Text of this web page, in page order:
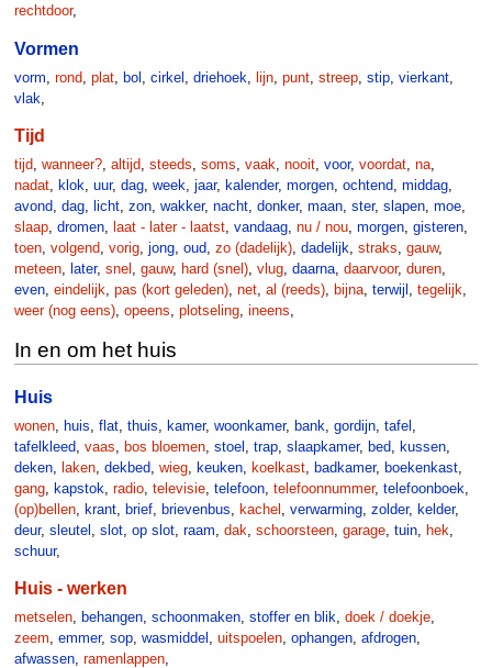
rechtdoor,
Vormen
vorm rond plat, bol cirkel driehoek lijn, punt, streep, stip, vierkant,
vlak
Tijd
tijd, wanneer?, altijd, steeds, soms, vaak, nooit, voor, voordat, na,
nadat, klok, uur, dag, week, jaar, kalender, morgen, ochtend, middag,
avond, dag, licht, zon, wakker, nacht, donker, maan, ster, slapen, moe,
slaap, dromen, laat - later - laatst, vandaag, nu / nou, morgen, gisteren,
toen, volgend, vorig, jong, oud, zo (dadelijk), dadelijk, straks, gauw,
meteen, later, snel , gauw, hard (snel), vlug, daarna, daarvoor, duren,
even, eindelijk, pas (kort geleden), net, al (reeds), bijna, terwijl , tegelijk,
weer (nog eens), opeens, plotseling, ineens,
In en om het huis
Huis
wonen, huis flat, thuis kamer, woonkamer, bank gordijn, tafel
tafelkleed
vaas bos bloemen, stoel trap, slaapkamer, bed kussen,
deken, laken, dekbed wieg, keuken, koelkast, badkamer, boekenkast,
gang, kapstok radio, televisie, telefoon, telefoonnummer, telefoonboek
(op)bellen, krant, brief, brievenbus kachel verwarming, zolder, kelder,
deur, sleutel slot, op slot, raam dak schoorsteen, garage, tuin, hek
schuur,
Huis - werken
metselen, behangen, schoonmaken, stoffer en blik doek / doekje,
zeem
emmer, sop, wasmiddel uitspoelen, ophangen, afdrogen,
afwassen, ramenlappen,